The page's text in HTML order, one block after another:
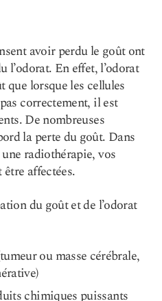
avoir perdu le goût ont
l’odorat. En effet, l’odorat
que lorsque les cellules
correctement, il est
De nombreuses
la perte du goût. Dans
radiothérapie, vos
affectées.
du goût et de l’odorat
ou masse cérébrale,
chimiques puissants